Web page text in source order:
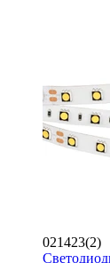
021423(2)